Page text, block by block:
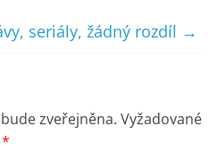
seriály, žádný rozdíl →
zveřejněna. Vyžadované
*